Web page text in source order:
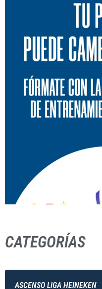
CATEGORÍAS
ASCENSO LIGA HEINEKEN